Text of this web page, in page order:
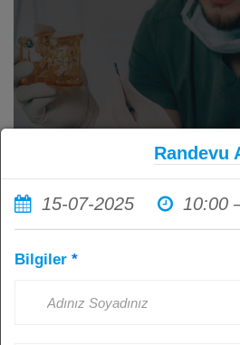
İmplant Tedavisi
Hijyenine Dikkat
Sonuçları: Sağlıklı
Randevu
15-07-2025 10:00
Bilgiler *